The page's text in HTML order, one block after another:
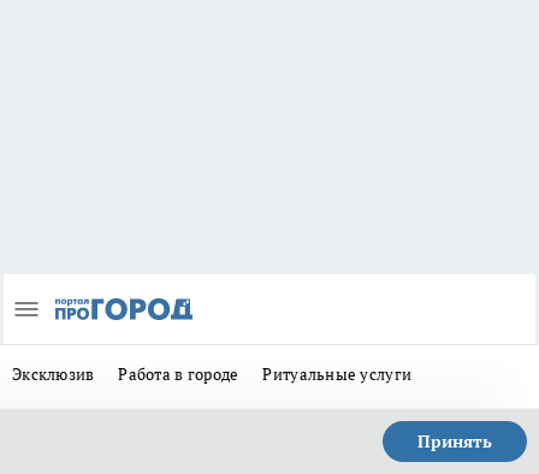
Эксклюзив Работа в городе Ритуальные услуги
Принять